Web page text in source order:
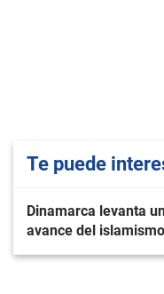
Te puede
Dinamarca levanta
avance del